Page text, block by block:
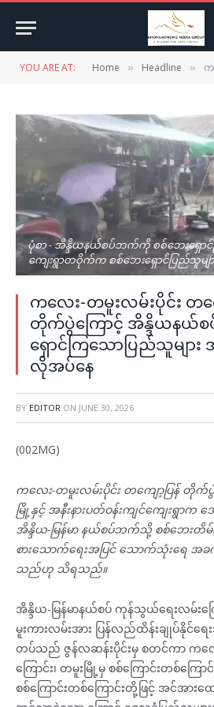
YOU ARE AT: Home » Headline » ကလေး-
ပုံစာ - အိန္ဒိယနယ်စပ်ဘက်ကို စစ်ဘေးရှော
ကျေးရွာတဝိုက်က စစ်ဘေးရှောင်ပြည်သူမ
ကလေး-တမူးလမ်းပိုင်း တက
တိုက်ပွဲကြောင့် အိန္ဒိယနယ်
ရှောင်ကြသောပြည်သူမျ
လိုအပ်နေ
BY EDITOR ON JUNE 30, 2026
(002MG)
ကလေး-တမူးလမ်းပိုင်း တကျော့ပြန် တိုက်ပွဲ
မြို့နှင့် အနီးနားပတ်ဝန်းကျင်ကျေးရွာက
အိန္ဒိယ-မြန်မာ နယ်စပ်ဘက်သို့ စစ်ဘေးတိမ်း
စားသောက်ရေးအပြင် သောက်သုံးရေ အခ
သည်ဟု သိရသည်။
အိန္ဒိယ-မြန်မာနယ်စပ် ကုန်သွယ်ရေးလမ်း
မူးကားလမ်းအား ပြန်လည်ထိန်းချုပ်နိုင်
တပ်သည် ဇွန်လဆန်းပိုင်းမှ စတင်ကာ ကလေ
ကြောင်း၊ တမူးမြို့မှ စစ်ကြောင်းတစ်ကြေ
စစ်ကြောင်းတစ်ကြောင်းတို့ဖြင့် အင်အား